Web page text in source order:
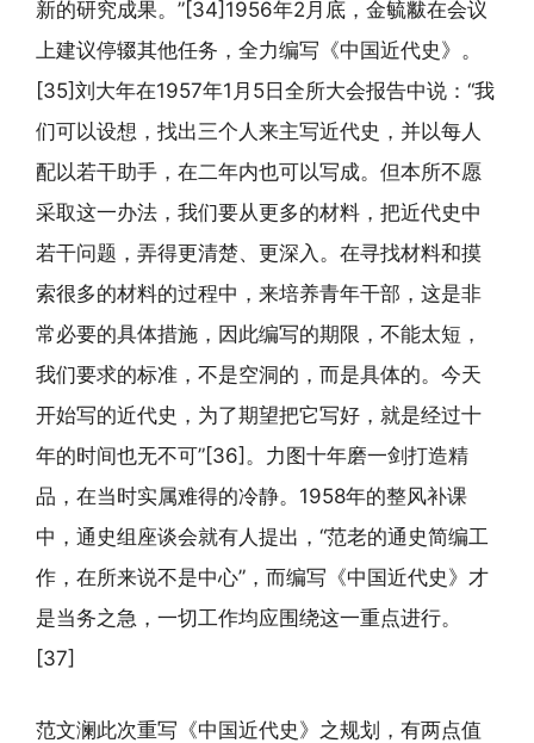
新的研究成果。”[34]1956年2月底，金毓黻在会议
上建议停辍其他任务，全力编写《中国近代史》。
[35]刘大年在1957年1月5日全所大会报告中说：“我
们可以设想，找出三个人来主写近代史，并以每人
配以若干助手，在二年内也可以写成。但本所不愿
采取这一办法，我们要从更多的材料，把近代史中
若干问题，弄得更清楚、更深入。在寻找材料和摸
索很多的材料的过程中，来培养青年干部，这是非
常必要的具体措施，因此编写的期限，不能太短，
我们要求的标准，不是空洞的，而是具体的。今天
开始写的近代史，为了期望把它写好，就是经过十
年的时间也无不可”[36]。力图十年磨一剑打造精
品，在当时实属难得的冷静。1958年的整风补课
中，通史组座谈会就有人提出，“范老的通史简编工
作，在所来说不是中心”，而编写《中国近代史》才
是当务之急，一切工作均应围绕这一重点进行。
[37]
范文澜此次重写《中国近代史》之规划，有两点值